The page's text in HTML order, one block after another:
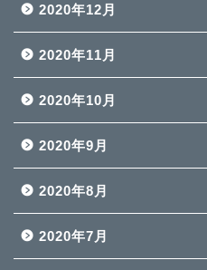
2020年12月
2020年11月
2020年10月
2020年9月
2020年8月
2020年7月